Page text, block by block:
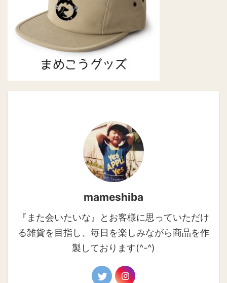
mameshiba
『また会いたいな』とお客様に思っていただけ
る雑貨を目指し、毎日を楽しみながら商品を作
製しております(^-^)